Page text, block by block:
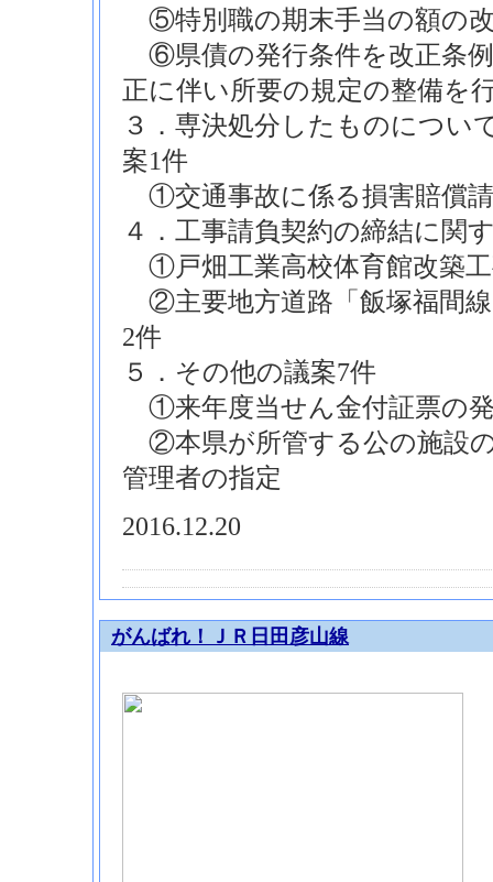
⑤特別職の期末手当の額の
⑥県債の発行条件を改正条
正に伴い所要の規定の整備を
３．専決処分したものについ
案1件
①交通事故に係る損害賠償
４．工事請負契約の締結に関
①戸畑工業高校体育館改築工
②主要地方道路「飯塚福間
2件
５．その他の議案7件
①来年度当せん金付証票の
②本県が所管する公の施設
管理者の指定
2016.12.20
がんばれ！ＪＲ日田彦山線